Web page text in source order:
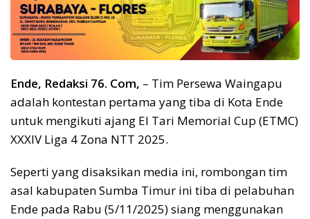
Ende, Redaksi 76. Com, – Tim Persewa Waingapu
adalah kontestan pertama yang tiba di Kota Ende
untuk mengikuti ajang El Tari Memorial Cup (ETMC)
XXXIV Liga 4 Zona NTT 2025.
Seperti yang disaksikan media ini, rombongan tim
asal kabupaten Sumba Timur ini tiba di pelabuhan
Ende pada Rabu (5/11/2025) siang menggunakan